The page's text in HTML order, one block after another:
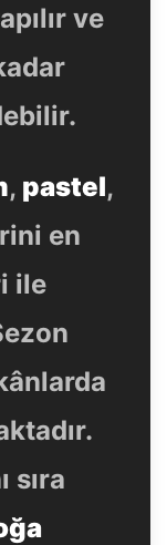
ve
, pastel,
en
ile
sıra